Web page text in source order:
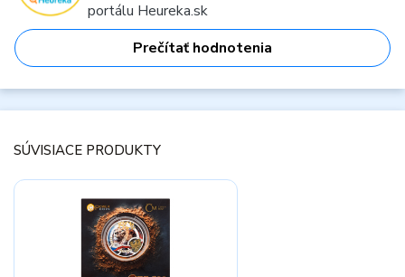
portálu Heureka.sk
Prečítať hodnotenia
SÚVISIACE PRODUKTY